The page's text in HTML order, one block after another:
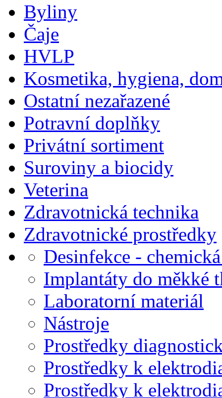
Byliny
Čaje
HVLP
Kosmetika, hygiena,
Ostatní nezařazené
Potravní doplňky
Privátní sortiment
Suroviny a biocidy
Veterina
Zdravotnická technika
Zdravotnické prostředky
Desinfekce -
Implantáty do měkké
Laboratorní materiál
Nástroje
Prostředky
Prostředky k
Prostředky k